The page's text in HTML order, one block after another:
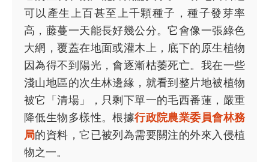
可以產生上百甚至上千顆種子，種子發芽率
高，藤蔓一天能長好幾公分。它會像一張綠色
大網，覆蓋在地面或灌木上，底下的原生植物
因為得不到陽光，會逐漸枯萎死亡。我在一些
淺山地區的次生林邊緣，就看到整片地被植物
被它「清場」，只剩下單一的毛西番蓮，嚴重
降低生物多樣性。根據行政院農業委員會林務
局的資料，它已被列為需要關注的外來入侵植
物之一。